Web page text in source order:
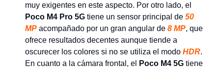
muy exigentes en este aspecto. Por otro lado, el
Poco M4 Pro 5G tiene un sensor principal de 50
MP acompañado por un gran angular de 8 MP, que
ofrece resultados decentes aunque tiende a
oscurecer los colores si no se utiliza el modo HDR.
En cuanto a la cámara frontal, el
Poco M4 5G tiene